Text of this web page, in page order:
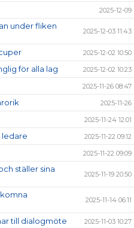
2025-12-09
under fliken
2025-12-03 11:43
2025-12-02 10:50
för alla lag 2025-12-02 10:23
2025-11-26 08:47
2025-11-26
2025-11-24 12:01
ledare 2025-11-22 09:12
2025-11-22 09:09
ställer sina
2025-11-19 20:50
2025-11-14 06:11
till dialogmöte 2025-11-03 10:27